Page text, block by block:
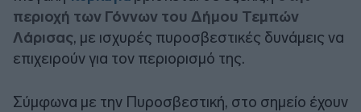
περιοχή των Γόννων του Δήμου Τεμπών
Λάρισας, με ισχυρές πυροσβεστικές δυνάμεις να
επιχειρούν για τον περιορισμό της.
Σύμφωνα με την Πυροσβεστική, στο σημείο έχουν